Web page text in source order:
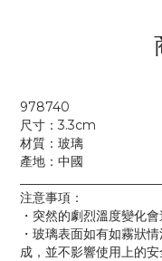
978740
尺寸：3.3cm
材質：玻璃
產地：中國
注意事項：
・突然的劇烈溫度變化會
・玻璃表面如有如霧狀
成，並不影響使用上的